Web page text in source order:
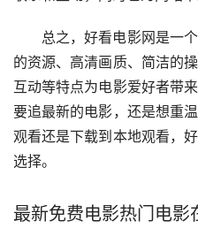
总之，好看电影网是一
的资源、高清画质、简洁的
互动等特点为电影爱好者带
要追最新的电影，还是想重
观看还是下载到本地观看，
选择。
最新免费电影热门电影